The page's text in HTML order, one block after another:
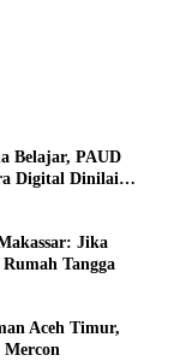
Belajar, PAUD
Digital Dinilai
Jika
Tangga
Aceh Timur,
Mercon